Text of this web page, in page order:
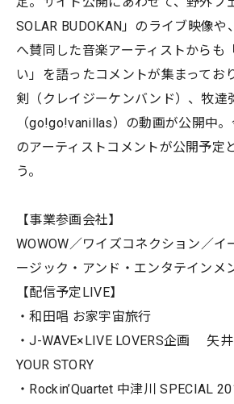
SOLAR BUDOKAN」のライブ映像や
へ賛同した音楽アーティストからも
い」を語ったコメントが集まってお
剣（クレイジーケンバンド）、牧達
（go!go!vanillas）の動画が公開中
のアーティストコメントが公開予定
う。
【事業参画会社】
WOWOW／ワイズコネクション／イ
ージック・アンド・エンタテインメ
【配信予定LIVE】
・和田唱 お家宇宙旅行
・J-WAVE×LIVE LOVERS企画 矢井
YOUR STORY
・Rockin’Quartet 中津川 SPECIAL